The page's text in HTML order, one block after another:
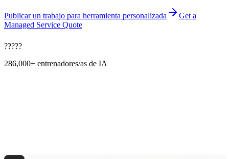
Publicar un trabajo para herramienta personalizada
Get a
Managed Service Quote
?????
286,000+ entrenadores/as de IA